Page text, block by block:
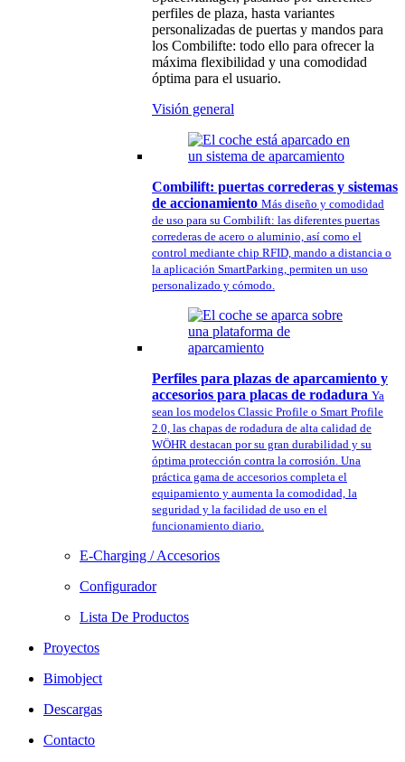
perfiles de plaza, hasta variantes
personalizadas de puertas y mandos para
los Combilifte: todo ello para ofrecer la
máxima flexibilidad y una comodidad
óptima para el usuario.
Visión general
Combilift: puertas correderas y sistemas
de accionamiento Más diseño y comodidad
de uso para su Combilift: las diferentes puertas
correderas de acero o aluminio, así como el
control mediante chip RFID, mando a distancia o
la aplicación SmartParking, permiten un uso
personalizado y cómodo.
Perfiles para plazas de aparcamiento y
accesorios para placas de rodadura Ya
sean los modelos Classic Profile o Smart Profile
2.0, las chapas de rodadura de alta calidad de
WÖHR destacan por su gran durabilidad y su
óptima protección contra la corrosión. Una
práctica gama de accesorios completa el
equipamiento y aumenta la comodidad, la
seguridad y la facilidad de uso en el
funcionamiento diario.
E-Charging / Accesorios
Configurador
Lista De Productos
Proyectos
Bimobject
Descargas
Contacto